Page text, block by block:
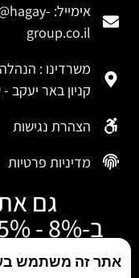
אימייל:
group.co.il
משרדינו : הנהלה :
קניון באר יעקב - שא נס 17
הצהרת נגישות
מדיניות פרטיות
גם
ב-8% - 15% יותר מהמתחרים?
אתר זה משתמש